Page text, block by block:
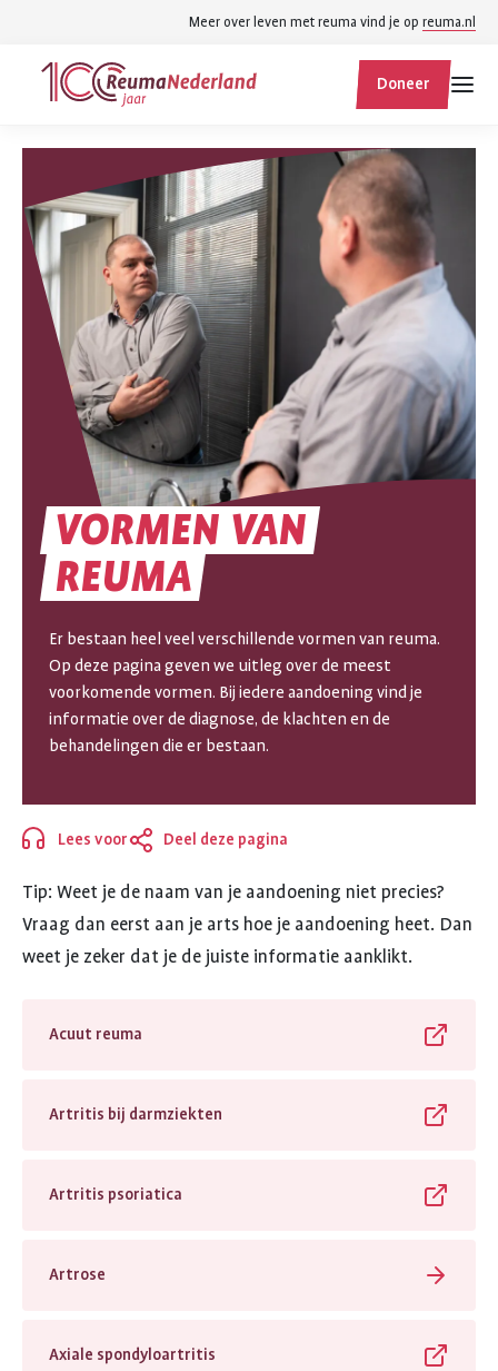
hoofdinhoud
footer
navigatie
Meer over leven met reuma vind je op reuma.nl
ReumaNederland
homepage
Doneer
binnen
reumanederland.nl
VORMEN
VAN
REUMA
VORMEN VAN
REUMA
Er bestaan heel veel verschillende vormen van reuma.
Op deze pagina geven we uitleg over de meest
voorkomende vormen. Bij iedere aandoening vind je
informatie over de diagnose, de klachten en de
behandelingen die er bestaan.
Lees voor Deel deze pagina
Sluiten
Tip: Weet je de naam van je aandoening niet precies?
Vraag dan eerst aan je arts hoe je aandoening heet. Dan
weet je zeker dat je de juiste informatie aanklikt.
Acuut reuma
Artritis bij darmziekten
Artritis psoriatica
Artrose
Axiale spondyloartritis